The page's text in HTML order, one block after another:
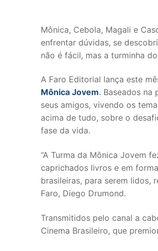
Mônica, Cebola, Magali e
enfrentar dúvidas, se
não é fácil, mas a turminha
A Faro Editorial lança este
Mônica Jovem. Baseados na
seus amigos, vivendo os
acima de tudo, sobre o
fase da vida.
“A Turma da Mônica Jovem
caprichados livros e em
brasileiras, para serem lidos,
Faro, Diego Drumond.
Transmitidos pelo canal a
Cinema Brasileiro, que